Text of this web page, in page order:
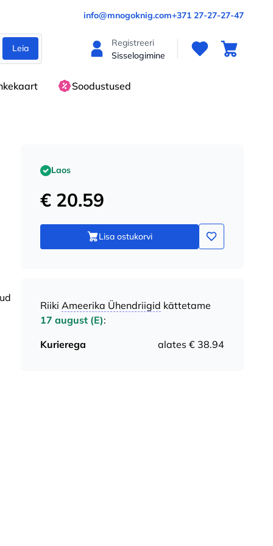
info@mnogoknig.com+371 27-27-27-47
Leia
Registreeri
Sisselogimine
Soodustused
Laos
€ 20.59
Lisa ostukorvi
Riiki Ameerika Ühendriigid kättetame
17 august (E):
Kurierega
alates € 38.94